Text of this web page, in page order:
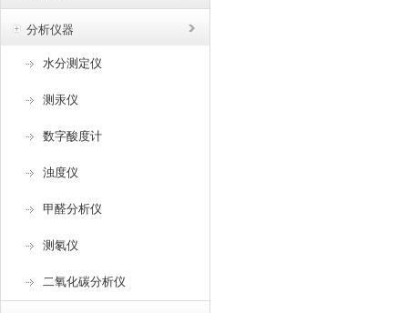
分析仪器
水分测定仪
测汞仪
数字酸度计
浊度仪
甲醛分析仪
测氡仪
二氧化碳分析仪